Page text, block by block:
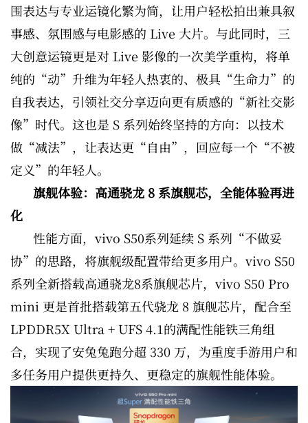
围表达与专业运镜化繁为简，让用户轻松拍出兼具叙
事感、氛围感与电影感的 Live 大片。与此同时，三
大创意运镜更是对 Live 影像的一次美学重构，将单
纯的“动”升维为年轻人热衷的、极具“生命力”的
自我表达，引领社交分享迈向更有质感的“新社交影
像”时代。这也是 S 系列始终坚持的方向：以技术
做“减法”，让表达更“自由”，回应每一个“不被
定义”的年轻人。
旗舰体验：高通骁龙 8 系旗舰芯，全能体验再进
化
性能方面，vivo S50系列延续 S 系列“不做妥
协”的思路，将旗舰级配置带给更多用户。vivo S50
系列全新搭载高通骁龙8系旗舰芯片，vivo S50 Pro
mini 更是首批搭载第五代骁龙 8 旗舰芯片，配合至
LPDDR5X Ultra + UFS 4.1的满配性能铁三角组
合，实现了安兔兔跑分超 330 万，为重度手游用户和
多任务用户提供更持久、更稳定的旗舰性能体验。